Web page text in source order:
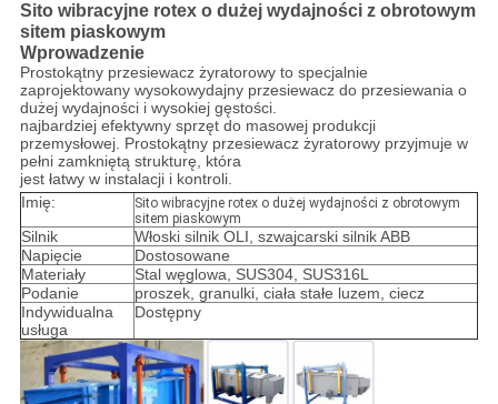
Sito wibracyjne rotex o dużej wydajności z obrotowym
sitem piaskowym
Wprowadzenie
Prostokątny przesiewacz żyratorowy to specjalnie
zaprojektowany wysokowydajny przesiewacz do przesiewania o
dużej wydajności i wysokiej gęstości.
najbardziej efektywny sprzęt do masowej produkcji
przemysłowej. Prostokątny przesiewacz żyratorowy przyjmuje w
pełni zamkniętą strukturę, która
jest łatwy w instalacji i kontroli.
Imię:
Sito wibracyjne rotex o dużej wydajności z obrotowym
sitem piaskowym
Silnik
Włoski silnik OLI, szwajcarski silnik ABB
Napięcie
Dostosowane
Materiały
Stal węglowa, SUS304, SUS316L
Podanie
proszek, granulki, ciała stałe luzem, ciecz
Indywidualna
usługa
Dostępny